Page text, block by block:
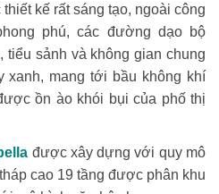
kế rất sáng tạo, ngoài công
phú, các đường dạo bộ
sảnh và không gian chung
xanh, mang tới bầu không khí
ồn ào khói bụi của phố thị
được xây dựng với quy mô
cao 19 tầng được phân khu